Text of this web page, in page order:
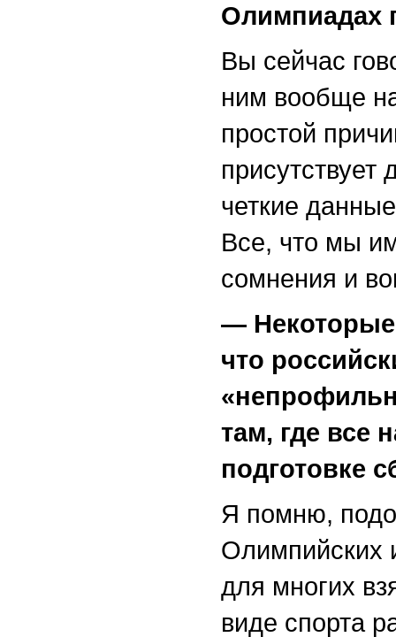
Олимпиадах
Вы сейчас
ним вообще
простой
четкие
Все, что мы
сомнения и
— Некоторые
что
там, где все
подготовке
Я помню,
Олимпийских
для многих
виде спорта